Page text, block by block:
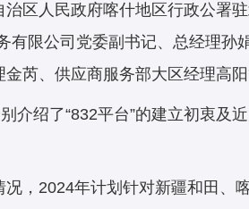
区人民政府喀什地区行政公署
有限公司党委副书记、总经理
芮、供应商服务部大区经理高阳
绍了“832平台”的建立初衷及
，2024年计划针对新疆和田